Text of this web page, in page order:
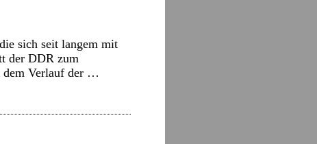
sich seit langem mit
der DDR zum
dem Verlauf der …